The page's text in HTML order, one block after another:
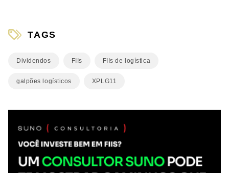
TAGS
Dividendos FIIs FIIs de logística
galpões logísticos XPLG11